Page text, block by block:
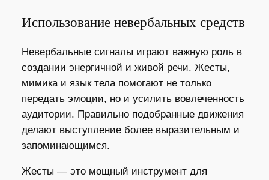
Использование невербальных средств
Невербальные сигналы играют важную роль в
создании энергичной и живой речи. Жесты,
мимика и язык тела помогают не только
передать эмоции, но и усилить вовлеченность
аудитории. Правильно подобранные движения
делают выступление более выразительным и
запоминающимся.
Жесты — это мощный инструмент для